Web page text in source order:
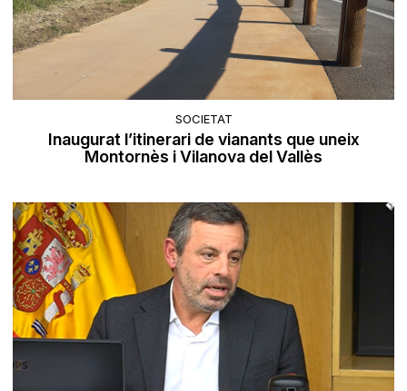
SOCIETAT
Inaugurat l’itinerari de vianants que uneix
Montornès i Vilanova del Vallès